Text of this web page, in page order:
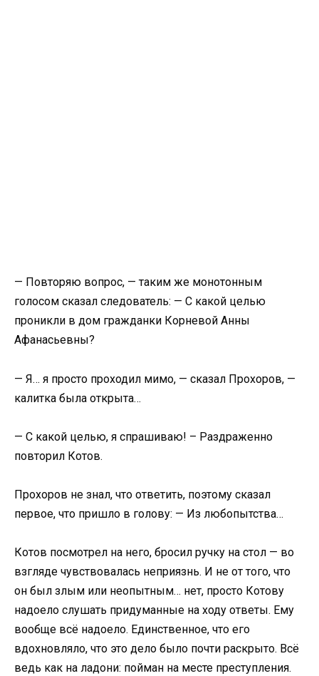
— Повторяю вопрос, — таким же монотонным
голосом сказал следователь: — С какой целью
проникли в дом гражданки Корневой Анны
Афанасьевны?
— Я… я просто проходил мимо, — сказал Прохоров, —
калитка была открыта…
— С какой целью, я спрашиваю! – Раздраженно
повторил Котов.
Прохоров не знал, что ответить, поэтому сказал
первое, что пришло в голову: — Из любопытства…
Котов посмотрел на него, бросил ручку на стол — во
взгляде чувствовалась неприязнь. И не от того, что
он был злым или неопытным… нет, просто Котову
надоело слушать придуманные на ходу ответы. Ему
вообще всё надоело. Единственное, что его
вдохновляло, что это дело было почти раскрыто. Всё
ведь как на ладони: пойман на месте преступления.